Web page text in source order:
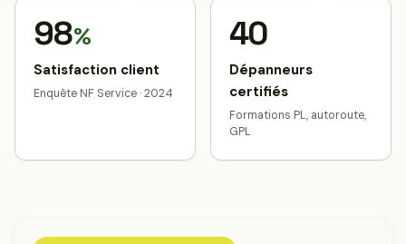
98%
Satisfaction client
Enquête NF Service · 2024
40
Dépanneurs
certifiés
Formations PL, autoroute,
GPL